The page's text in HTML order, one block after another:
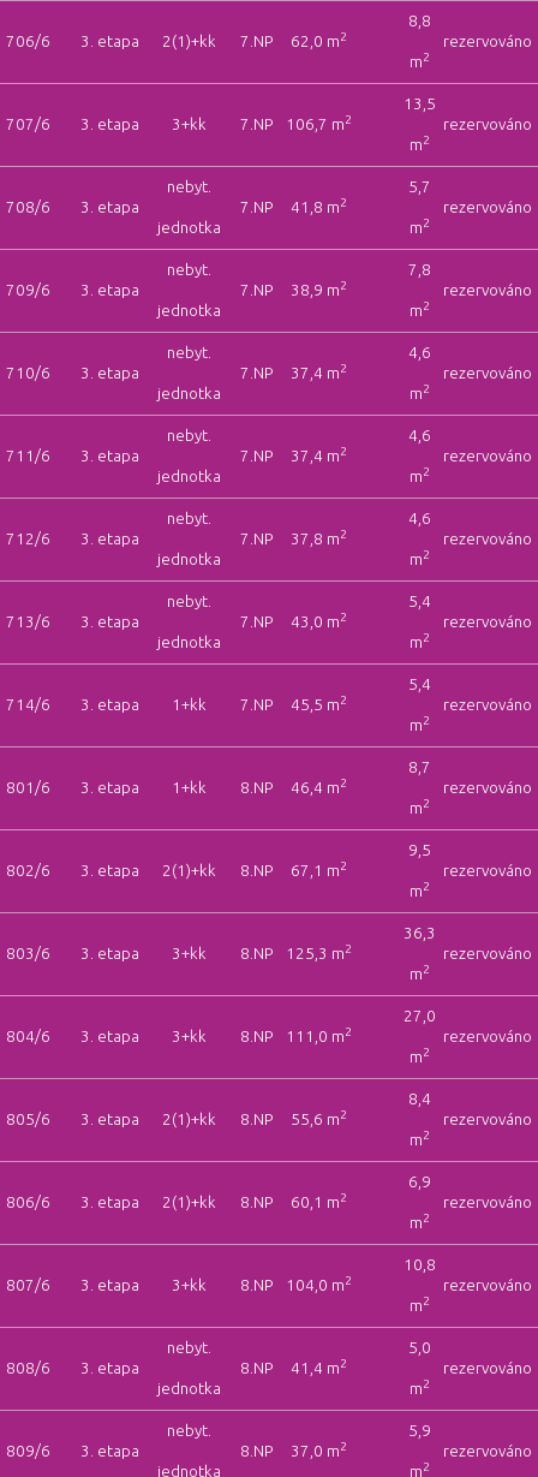
706/6 3. etapa 2(1)+kk 7.NP 62,0 m2
8,8
m2
rezervováno
707/6 3. etapa 3+kk 7.NP 106,7 m2
13,5
m2
rezervováno
708/6 3. etapa
nebyt.
jednotka
7.NP 41,8 m2
5,7
m2
rezervováno
709/6 3. etapa
nebyt.
jednotka
7.NP 38,9 m2
7,8
m2
rezervováno
710/6 3. etapa
nebyt.
jednotka
7.NP 37,4 m2
4,6
m2
rezervováno
711/6 3. etapa
nebyt.
jednotka
7.NP 37,4 m2
4,6
m2
rezervováno
712/6 3. etapa
nebyt.
jednotka
7.NP 37,8 m2
4,6
m2
rezervováno
713/6 3. etapa
nebyt.
jednotka
7.NP 43,0 m2
5,4
m2
rezervováno
714/6 3. etapa 1+kk 7.NP 45,5 m2
5,4
m2
rezervováno
801/6 3. etapa 1+kk 8.NP 46,4 m2
8,7
m2
rezervováno
802/6 3. etapa 2(1)+kk 8.NP 67,1 m2
9,5
m2
rezervováno
803/6 3. etapa 3+kk 8.NP 125,3 m2
36,3
m2
rezervováno
804/6 3. etapa 3+kk 8.NP 111,0 m2
27,0
m2
rezervováno
805/6 3. etapa 2(1)+kk 8.NP 55,6 m2
8,4
m2
rezervováno
806/6 3. etapa 2(1)+kk 8.NP 60,1 m2
6,9
m2
rezervováno
807/6 3. etapa 3+kk 8.NP 104,0 m2
10,8
m2
rezervováno
808/6 3. etapa
nebyt.
jednotka
8.NP 41,4 m2
5,0
m2
rezervováno
809/6 3. etapa
nebyt.
jednotka
8.NP 37,0 m2
5,9
m2
rezervováno